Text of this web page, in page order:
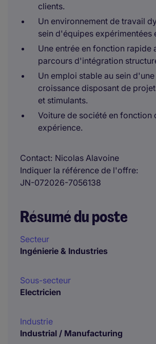
clients.
Un environnement de travail
sein d'équipes expérimentées
Une entrée en fonction rapide
parcours d'intégration
Un emploi stable au sein
croissance disposant de
et stimulants.
Voiture de société en fonction
expérience.
Contact Nicolas Alavoine
Indiquer la référence de l'offre
JN-072026-7056138
Résumé du poste
Secteur
Ingénierie & Industries
Sous-secteur
Electricien
Industrie
Industrial / Manufacturing